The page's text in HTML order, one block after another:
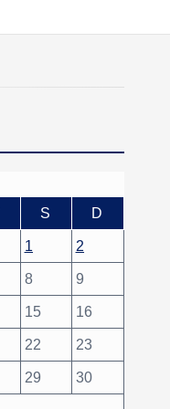
S D
1 2
8 9
15 16
22 23
29 30